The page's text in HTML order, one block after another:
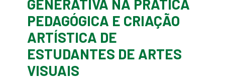
GENERATIVA NA PRÁTICA
PEDAGÓGICA E CRIAÇÃO
ARTÍSTICA DE
ESTUDANTES DE ARTES
VISUAIS